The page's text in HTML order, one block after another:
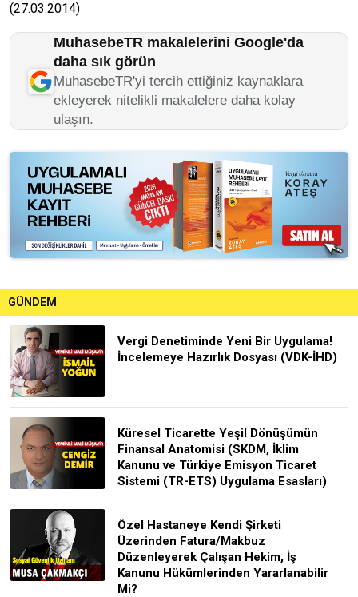
(27.03.2014)
MuhasebeTR makalelerini Google'da
daha sık görün
MuhasebeTR'yi tercih ettiğiniz kaynaklara
ekleyerek nitelikli makalelere daha kolay
ulaşın.
GÜNDEM
Vergi Denetiminde Yeni Bir Uygulama!
İncelemeye Hazırlık Dosyası (VDK-İHD)
Küresel Ticarette Yeşil Dönüşümün
Finansal Anatomisi (SKDM, İklim
Kanunu ve Türkiye Emisyon Ticaret
Sistemi (TR-ETS) Uygulama Esasları)
Özel Hastaneye Kendi Şirketi
Üzerinden Fatura/Makbuz
Düzenleyerek Çalışan Hekim, İş
Kanunu Hükümlerinden Yararlanabilir
Mi?